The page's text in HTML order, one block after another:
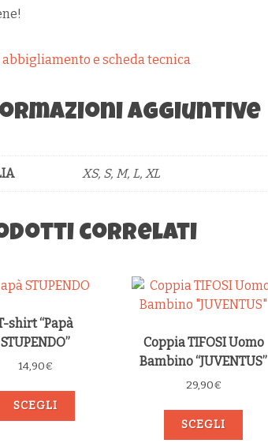
abbigliamento e scheda tecnica
aggiuntive
XS, S, M, L, XL
correlati
shirt “Papà
STUPENDO”
14,90€
SCEGLI
Coppia TIFOSI Uomo
Bambino “JUVENTUS”
29,90€
SCEGLI